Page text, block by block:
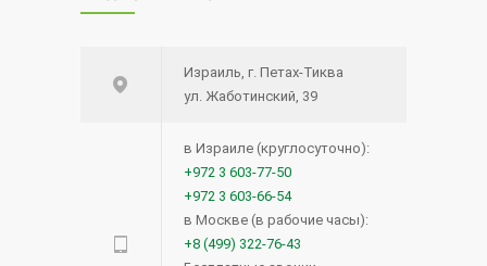
Израиль, г. Петах-Тиква
ул. Жаботинский, 39
в Израиле (круглосуточно):
+972 3 603-77-50
+972 3 603-66-54
в Москве (в рабочие часы):
+8 (499) 322-76-43